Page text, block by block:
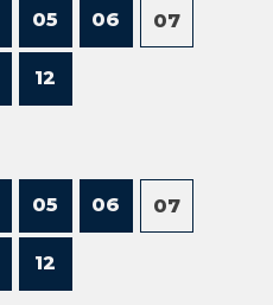
05 06 07
12
05 06 07
12